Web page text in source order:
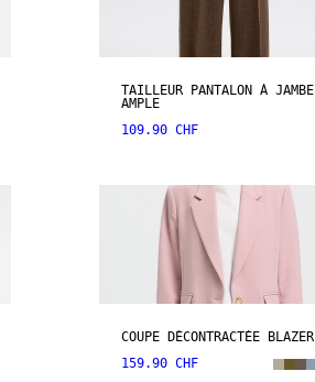
TAILLEUR PANTALON À JAMBE
AMPLE
109.90 CHF
COUPE DÉCONTRACTÉE BLAZER
159.90 CHF